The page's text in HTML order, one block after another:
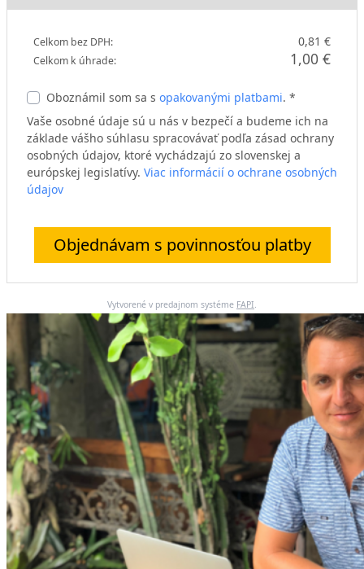
Celkom bez DPH: 0,81 €
Celkom k úhrade: 1,00 €
Oboznámil som sa s opakovanými platbami. *
Vaše osobné údaje sú u nás v bezpečí a budeme ich na
základe vášho súhlasu spracovávať podľa zásad ochrany
osobných údajov, ktoré vychádzajú zo slovenskej a
európskej legislatívy. Viac informácií o ochrane osobných
údajov
Objednávam s povinnosťou platby
Vytvorené v predajnom systéme FAPI.